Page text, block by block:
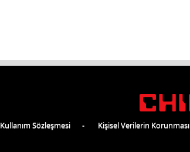
Kullanım Sözleşmesi Kişisel Verilerin Korunması